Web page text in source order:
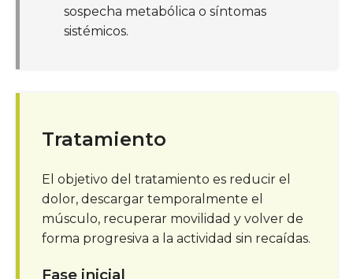
sospecha metabólica o síntomas
sistémicos.
Tratamiento
El objetivo del tratamiento es reducir el
dolor, descargar temporalmente el
músculo, recuperar movilidad y volver de
forma progresiva a la actividad sin recaídas.
Fase inicial